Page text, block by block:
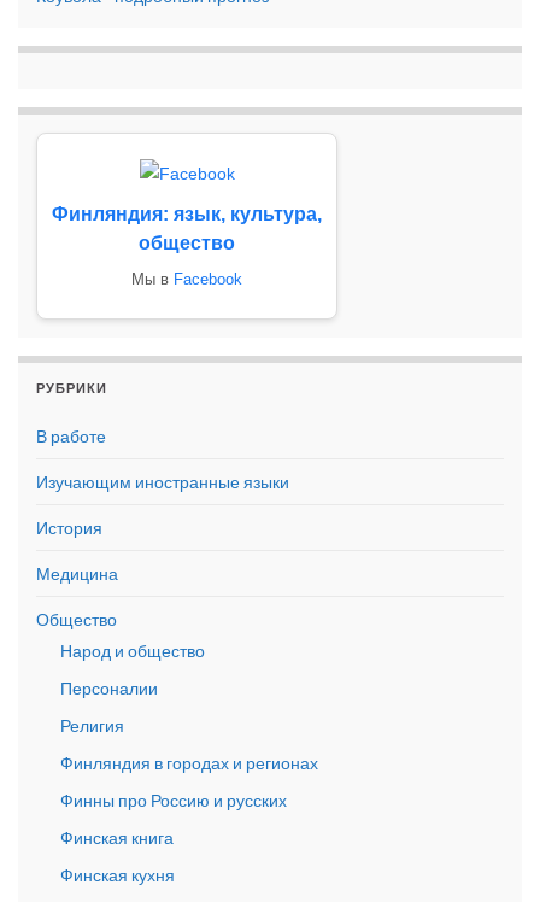
Финляндия: язык, культура,
общество
Мы в Facebook
РУБРИКИ
В работе
Изучающим иностранные языки
История
Медицина
Общество
Народ и общество
Персоналии
Религия
Финляндия в городах и регионах
Финны про Россию и русских
Финская книга
Финская кухня